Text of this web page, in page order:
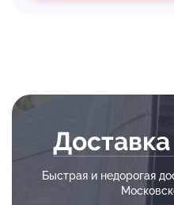
Быстрая и недорогая